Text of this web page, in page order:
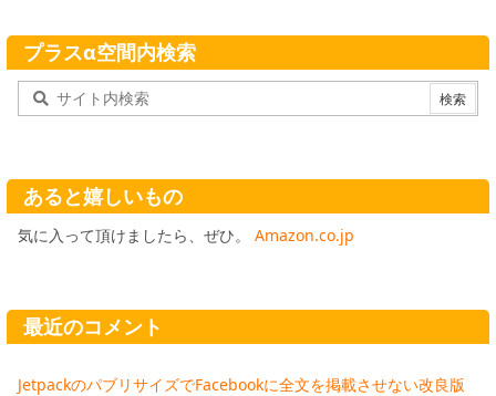
プラスα空間内検索
あると嬉しいもの
気に入って頂けましたら、ぜひ。 Amazon.co.jp
最近のコメント
JetpackのパブリサイズでFacebookに全文を掲載させない改良版